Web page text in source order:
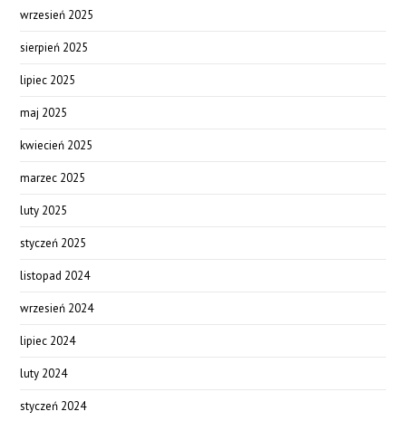
wrzesień 2025
sierpień 2025
lipiec 2025
maj 2025
kwiecień 2025
marzec 2025
luty 2025
styczeń 2025
listopad 2024
wrzesień 2024
lipiec 2024
luty 2024
styczeń 2024